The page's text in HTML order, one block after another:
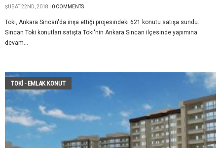
ŞUBAT 22ND, 2018 | 0 COMMENTS
Toki, Ankara Sincan'da inşa ettiği projesindeki 621 konutu satışa sundu.
Sincan Toki konutları satışta Toki'nin Ankara Sincan ilçesinde yapımına
devam...
TOKİ - EMLAK KONUT